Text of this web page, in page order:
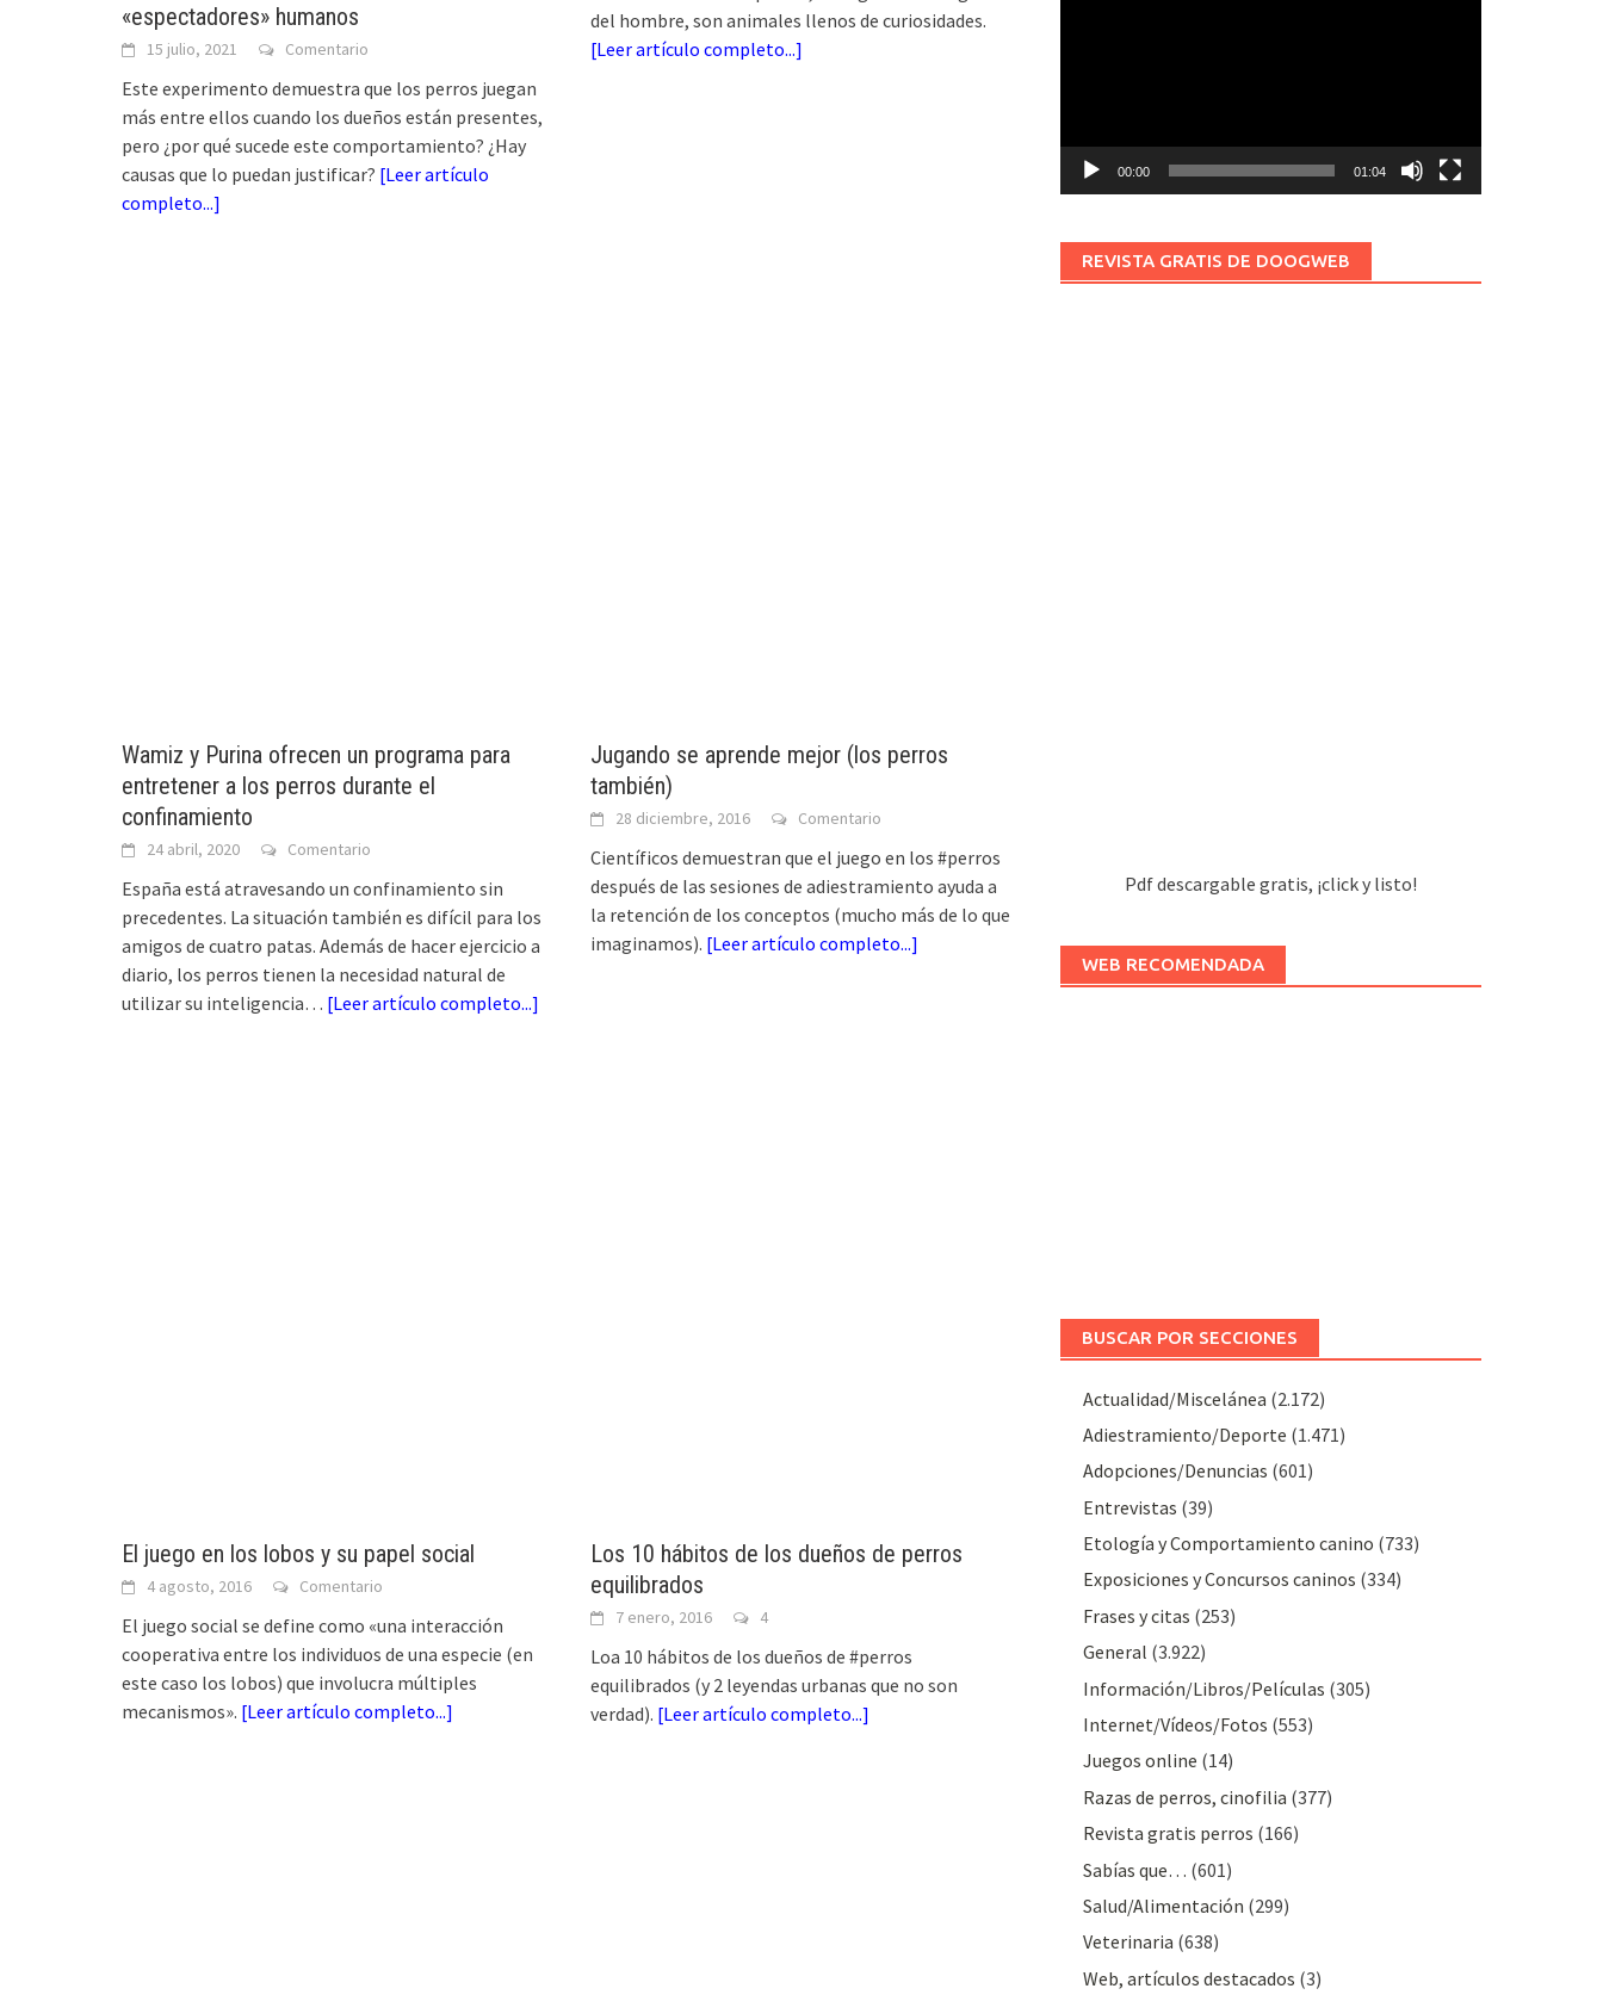
«espectadores» humanos
15 julio, 2021 Comentario
Este experimento demuestra que los perros juegan
más entre ellos cuando los dueños están presentes,
pero ¿por qué sucede este comportamiento? ¿Hay
causas que lo puedan justificar? [Leer artículo
completo...]
del hombre, son animales llenos de curiosidades.
[Leer artículo completo...]
Wamiz y Purina ofrecen un programa para
entretener a los perros durante el
confinamiento
24 abril, 2020 Comentario
España está atravesando un confinamiento sin
precedentes. La situación también es difícil para los
amigos de cuatro patas. Además de hacer ejercicio a
diario, los perros tienen la necesidad natural de
utilizar su inteligencia… [Leer artículo completo...]
Jugando se aprende mejor (los perros
también)
28 diciembre, 2016 Comentario
Científicos demuestran que el juego en los #perros
después de las sesiones de adiestramiento ayuda a
la retención de los conceptos (mucho más de lo que
imaginamos). [Leer artículo completo...]
El juego en los lobos y su papel social
4 agosto, 2016 Comentario
El juego social se define como «una interacción
cooperativa entre los individuos de una especie (en
este caso los lobos) que involucra múltiples
mecanismos». [Leer artículo completo...]
Los 10 hábitos de los dueños de perros
equilibrados
7 enero, 2016 4
Loa 10 hábitos de los dueños de #perros
equilibrados (y 2 leyendas urbanas que no son
verdad). [Leer artículo completo...]
00:00 01:04
REVISTA GRATIS DE DOOGWEB
Pdf descargable gratis, ¡click y listo!
WEB RECOMENDADA
BUSCAR POR SECCIONES
Actualidad/Miscelánea (2.172)
Adiestramiento/Deporte (1.471)
Adopciones/Denuncias (601)
Entrevistas (39)
Etología y Comportamiento canino (733)
Exposiciones y Concursos caninos (334)
Frases y citas (253)
General (3.922)
Información/Libros/Películas (305)
Internet/Vídeos/Fotos (553)
Juegos online (14)
Razas de perros, cinofilia (377)
Revista gratis perros (166)
Sabías que… (601)
Salud/Alimentación (299)
Veterinaria (638)
Web, artículos destacados (3)